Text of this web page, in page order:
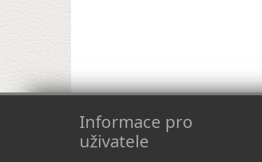
Informace pro
uživatele